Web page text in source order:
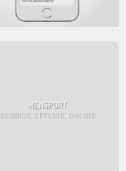
MENSPORT
BEDRIJF, OFFLINE, ONLINE